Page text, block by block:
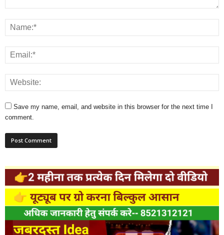
Save my name, email, and website in this browser for the next time I
comment.